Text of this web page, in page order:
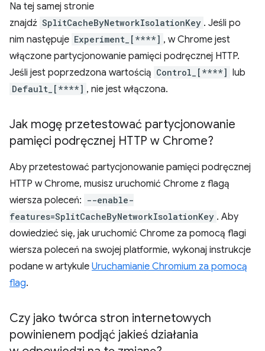
Na tej samej stronie
znajdź SplitCacheByNetworkIsolationKey . Jeśli po
nim następuje Experiment_[****] , w Chrome jest
włączone partycjonowanie pamięci podręcznej HTTP.
Jeśli jest poprzedzona wartością Control_[****] lub
Default_[****] , nie jest włączona.
Jak mogę przetestować partycjonowanie
pamięci podręcznej HTTP w Chrome?
Aby przetestować partycjonowanie pamięci podręcznej
HTTP w Chrome, musisz uruchomić Chrome z flagą
wiersza poleceń: --enable-
features=SplitCacheByNetworkIsolationKey . Aby
dowiedzieć się, jak uruchomić Chrome za pomocą flagi
wiersza poleceń na swojej platformie, wykonaj instrukcje
podane w artykule Uruchamianie Chromium za pomocą
flag.
Czy jako twórca stron internetowych
powinienem podjąć jakieś działania